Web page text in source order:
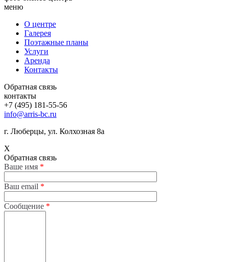
меню
О центре
Галерея
Поэтажные планы
Услуги
Аренда
Контакты
Обратная связь
контакты
+7 (495) 181-55-56
info@arris-bc.ru
г. Люберцы, ул. Колхозная 8а
X
Обратная связь
Ваше имя *
Ваш email *
Сообщение *